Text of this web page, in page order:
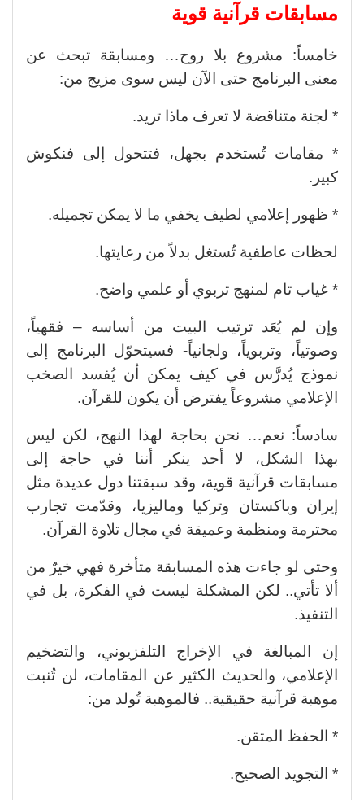
مسابقات قرآنية قوية
خامساً: مشروع بلا روح… ومسابقة تبحث عن
معنى البرنامج حتى الآن ليس سوى مزيج من:
* لجنة متناقضة لا تعرف ماذا تريد.
* مقامات تُستخدم بجهل، فتتحول إلى فنكوش
كبير.
* ظهور إعلامي لطيف يخفي ما لا يمكن تجميله.
لحظات عاطفية تُستغل بدلاً من رعايتها.
* غياب تام لمنهج تربوي أو علمي واضح.
وإن لم يُعَد ترتيب البيت من أساسه – فقهياً،
وصوتياً، وتربوياً، ولجانياً- فسيتحوّل البرنامج إلى
نموذج يُدرَّس في كيف يمكن أن يُفسد الصخب
الإعلامي مشروعاً يفترض أن يكون للقرآن.
سادساً: نعم… نحن بحاجة لهذا النهج، لكن ليس
بهذا الشكل، لا أحد ينكر أننا في حاجة إلى
مسابقات قرآنية قوية، وقد سبقتنا دول عديدة مثل
إيران وباكستان وتركيا وماليزيا، وقدّمت تجارب
محترمة ومنظمة وعميقة في مجال تلاوة القرآن.
وحتى لو جاءت هذه المسابقة متأخرة فهي خيرٌ من
ألا تأتي.. لكن المشكلة ليست في الفكرة، بل في
التنفيذ.
إن المبالغة في الإخراج التلفزيوني، والتضخيم
الإعلامي، والحديث الكثير عن المقامات، لن تُنبت
موهبة قرآنية حقيقية.. فالموهبة تُولد من:
* الحفظ المتقن.
* التجويد الصحيح.